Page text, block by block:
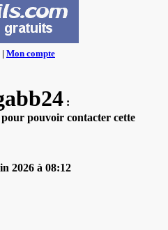
| Mon compte
:
pour pouvoir contacter cette
2026 à 08:12